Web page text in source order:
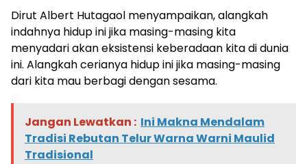
Dirut Albert Hutagaol menyampaikan, alangkah
indahnya hidup ini jika masing-masing kita
menyadari akan eksistensi keberadaan kita di dunia
ini. Alangkah cerianya hidup ini jika masing-masing
dari kita mau berbagi dengan sesama.
Jangan Lewatkan : Ini Makna Mendalam
Tradisi Rebutan Telur Warna Warni Maulid
Tradisional